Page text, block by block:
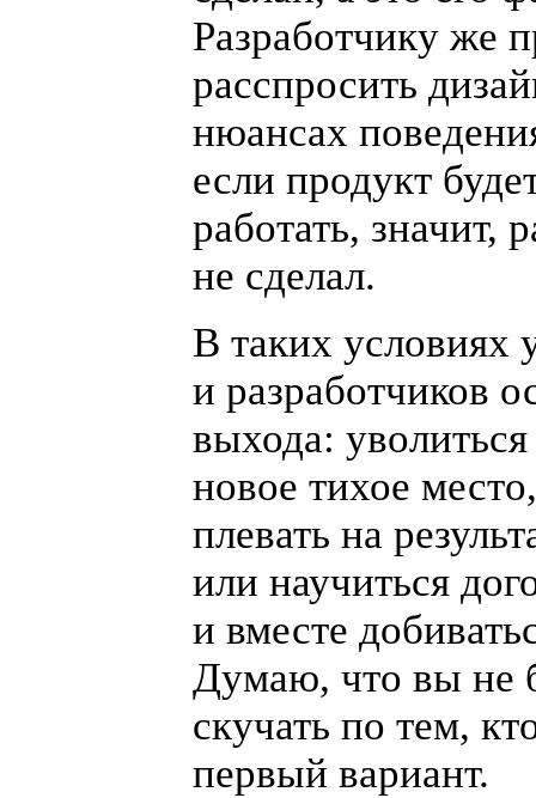
Разработчику же
расспросить
нюансах
если продукт
работать, значит,
не сделал.
В таких условиях
и разработчиков
выхода:
новое тихое
плевать на
или научиться
и вместе
Думаю, что вы не
скучать по тем,
первый вариант.